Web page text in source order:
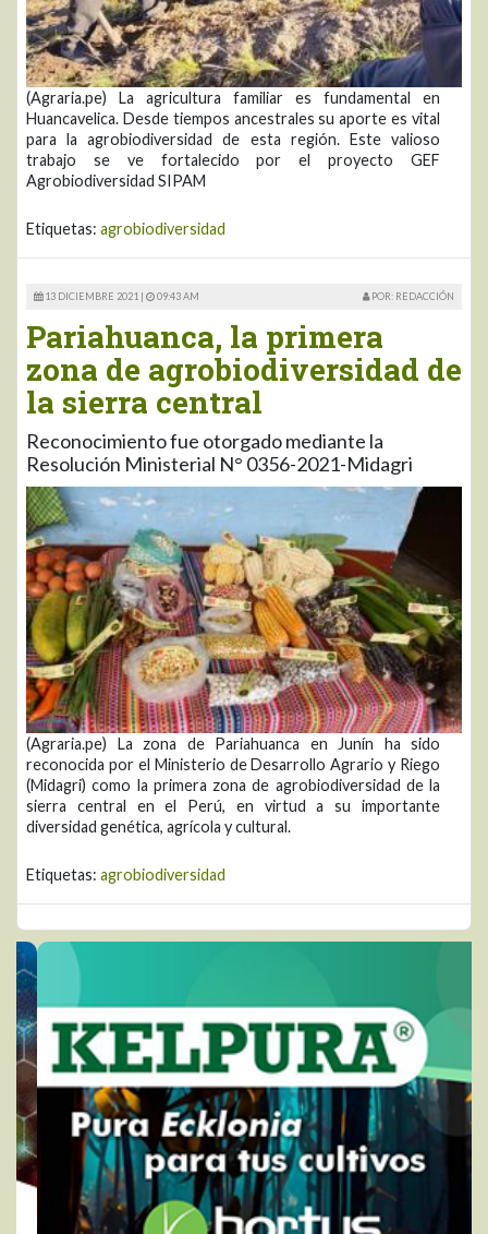
(Agraria.pe) La agricultura familiar es fundamental en
Huancavelica. Desde tiempos ancestrales su aporte es vital
para la agrobiodiversidad de esta región. Este valioso
trabajo se ve fortalecido por el proyecto GEF
Agrobiodiversidad SIPAM
Etiquetas: agrobiodiversidad
13 DICIEMBRE 2021 | 09:43 AM POR: REDACCIÓN
Pariahuanca, la primera
zona de agrobiodiversidad de
la sierra central
Reconocimiento fue otorgado mediante la
Resolución Ministerial N° 0356-2021-Midagri
(Agraria.pe) La zona de Pariahuanca en Junín ha sido
reconocida por el Ministerio de Desarrollo Agrario y Riego
(Midagri) como la primera zona de agrobiodiversidad de la
sierra central en el Perú, en virtud a su importante
diversidad genética, agrícola y cultural.
Etiquetas: agrobiodiversidad